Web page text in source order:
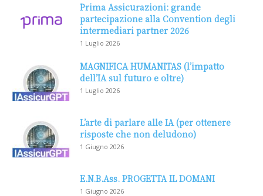
Prima Assicurazioni: grande
partecipazione alla Convention degli
intermediari partner 2026
1 Luglio 2026
MAGNIFICA HUMANITAS (l’impatto
dell’IA sul futuro e oltre)
1 Luglio 2026
L’arte di parlare alle IA (per ottenere
risposte che non deludono)
1 Giugno 2026
E.N.B.Ass. PROGETTA IL DOMANI
1 Giugno 2026